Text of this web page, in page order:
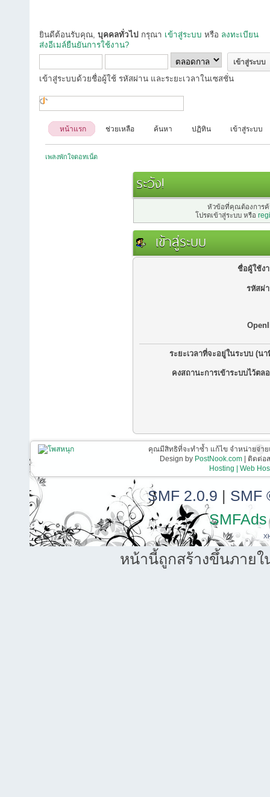
ยินดีต้อนรับคุณ, บุคคลทั่วไป กรุณา เข้าสู่ระบบ หรือ ลงทะเบียน
ส่งอีเมล์ยืนยันการใช้งาน?
เข้าสู่ระบบด้วยชื่อผู้ใช้ รหัสผ่าน และระยะเวลาในเซสชั่น
หน้าแรก ช่วยเหลือ ค้นหา ปฏิทิน เข้าสู่ระบบ
เพลงพักใจดอทเน็ต
ระวัง!
หัวข้อที่คุณต้องการ
โปรดเข้าสู่ระบบ หรือ
เข้าสู่ระบบ
ชื่อผู้ใช้ง
รหัสผ่
ระยะเวลาที่จะอยู่ในระบบ (นา
คงสถานะการเข้าระบบไว้ตล
คุณมีสิทธิที่จะทำซ้ำ แก้ไข จำหน่ายจ่า
Design by PostNook.com| ติดต่อส
Hosting | Web
SMF 2.0.9 | SMF
SMFAds
หน้านี้ถูกสร้างขึ้นภายใ